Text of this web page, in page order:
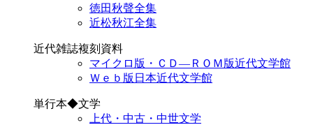
徳田秋聲全集
近松秋江全集
近代雑誌複刻資料
マイクロ版・ＣＤ―ＲＯＭ版近代文学館
Ｗｅｂ版日本近代文学館
単行本◆文学
上代・中古・中世文学